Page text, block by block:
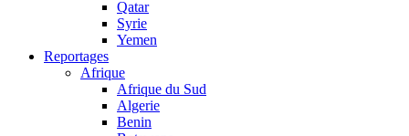
Qatar
Syrie
Yemen
Reportages
Afrique
Afrique du Sud
Algerie
Benin